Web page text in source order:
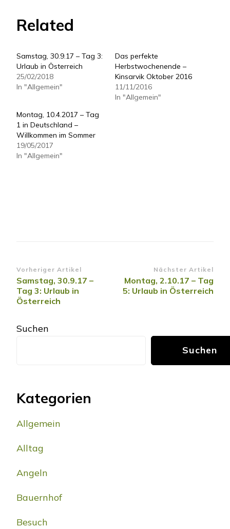
Related
Samstag, 30.9.17 – Tag 3:
Urlaub in Österreich
25/02/2018
In "Allgemein"
Das perfekte
Herbstwochenende –
Kinsarvik Oktober 2016
11/11/2016
In "Allgemein"
Montag, 10.4.2017 – Tag
1 in Deutschland –
Willkommen im Sommer
19/05/2017
In "Allgemein"
Beitragsnavigation
Vorheriger Artikel
Samstag, 30.9.17 –
Tag 3: Urlaub in
Österreich
Nächster Artikel
Montag, 2.10.17 – Tag
5: Urlaub in Österreich
Suchen
Suchen
Kategorien
Allgemein
Alltag
Angeln
Bauernhof
Besuch